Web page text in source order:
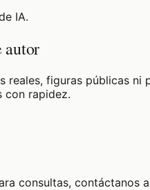
IA.
autor
reales, figuras públicas
con rapidez.
consultas, contáctanos